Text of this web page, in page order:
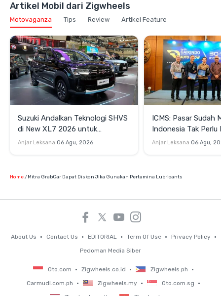
Artikel Mobil dari Zigwheels
Motovaganza Tips Review Artikel Feature
Suzuki Andalkan Teknologi SHVS
di New XL7 2026 untuk
Mendukung Efisiensi Berkendara
Anjar Leksana 06 Agu, 2026
ICMS: Pasar Sudah
Indonesia Tak Perlu
Satu Teknologi
Anjar Leksana 06 Agu,
Home Mitra GrabCar Dapat Diskon Jika Gunakan Pertamina Lubricants
About Us Contact Us EDITORIAL Term Of Use
Privacy Policy
Pedoman Media Siber
Oto.com Zigwheels.co.id
Zigwheels.ph
Carmudi.com.ph
Zigwheels.my
Oto.com.sg